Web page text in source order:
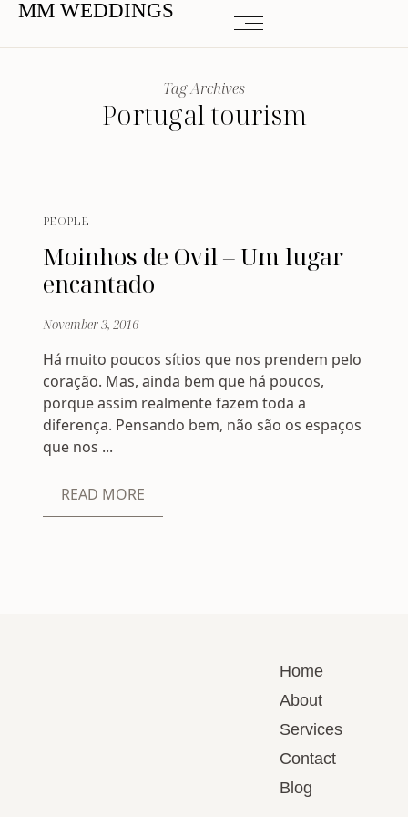
MM WEDDINGS
Tag Archives
Portugal tourism
PEOPLE
Moinhos de Ovil – Um lugar
encantado
November 3, 2016
Há muito poucos sítios que nos prendem pelo
coração. Mas, ainda bem que há poucos,
porque assim realmente fazem toda a
diferença. Pensando bem, não são os espaços
que nos ...
READ MORE
Home
About
Services
Contact
Blog